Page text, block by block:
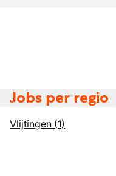
Jobs per regio
Vlijtingen (1)